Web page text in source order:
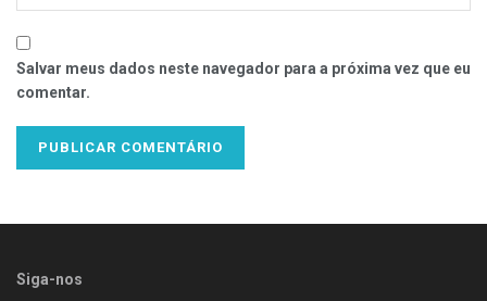
Salvar meus dados neste navegador para a próxima vez que eu
comentar.
Siga-nos